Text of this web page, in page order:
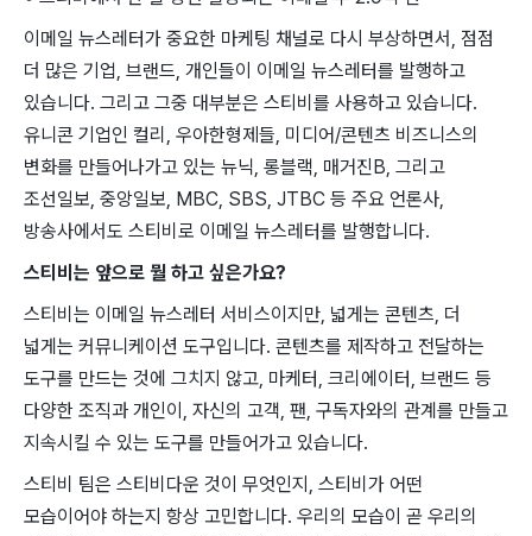
이메일 뉴스레터가 중요한 마케팅 채널로 다시 부상하면서, 점점
더 많은 기업, 브랜드, 개인들이 이메일 뉴스레터를 발행하고
있습니다. 그리고 그중 대부분은 스티비를 사용하고 있습니다.
유니콘 기업인 컬리, 우아한형제들, 미디어/콘텐츠 비즈니스의
변화를 만들어나가고 있는 뉴닉, 롱블랙, 매거진B, 그리고
조선일보, 중앙일보, MBC, SBS, JTBC 등 주요 언론사,
방송사에서도 스티비로 이메일 뉴스레터를 발행합니다.
스티비는 앞으로 뭘 하고 싶은가요?
스티비는 이메일 뉴스레터 서비스이지만, 넓게는 콘텐츠, 더
넓게는 커뮤니케이션 도구입니다. 콘텐츠를 제작하고 전달하는
도구를 만드는 것에 그치지 않고, 마케터, 크리에이터, 브랜드 등
다양한 조직과 개인이, 자신의 고객, 팬, 구독자와의 관계를 만들고
지속시킬 수 있는 도구를 만들어가고 있습니다.
스티비 팀은 스티비다운 것이 무엇인지, 스티비가 어떤
모습이어야 하는지 항상 고민합니다. 우리의 모습이 곧 우리의